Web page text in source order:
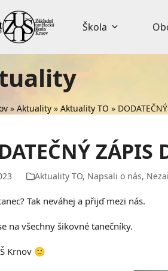
Škola
» Aktuality » Aktuality TO »
ZÁPIS
Aktuality TO, Napsali o nás,
Tak neváhej a přijď mezi nás.
na všechny šikovné tanečníky.
Krnov 🙂